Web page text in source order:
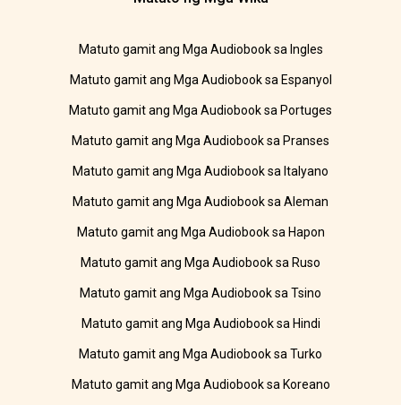
Matuto gamit ang Mga Audiobook sa Ingles
Matuto gamit ang Mga Audiobook sa Espanyol
Matuto gamit ang Mga Audiobook sa Portuges
Matuto gamit ang Mga Audiobook sa Pranses
Matuto gamit ang Mga Audiobook sa Italyano
Matuto gamit ang Mga Audiobook sa Aleman
Matuto gamit ang Mga Audiobook sa Hapon
Matuto gamit ang Mga Audiobook sa Ruso
Matuto gamit ang Mga Audiobook sa Tsino
Matuto gamit ang Mga Audiobook sa Hindi
Matuto gamit ang Mga Audiobook sa Turko
Matuto gamit ang Mga Audiobook sa Koreano